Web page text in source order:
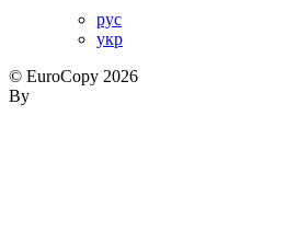
рус
укр
© EuroCopy 2026
By